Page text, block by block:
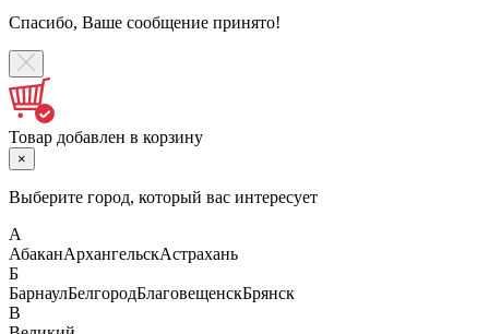
Спасибо, Ваше сообщение принято!
Товар добавлен в корзину
×
Выберите город, который вас интересует
А
АбаканАрхангельскАстрахань
Б
БарнаулБелгородБлаговещенскБрянск
В